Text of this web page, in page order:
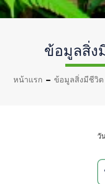
ข้อมูลสิ่ง
หน้าแรก ข้อมูลสิ่งมีชีวิต
วั